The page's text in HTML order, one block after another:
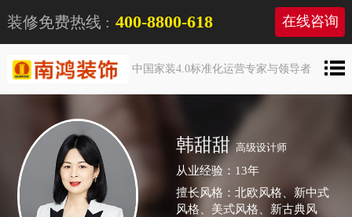
装修免费热线 : 400-8800-618 在线咨询
中国家装4.0标准化运营专家与领导者
韩甜甜 高级设计师
从业经验：13年
擅长风格：北欧风格、新中式
风格、美式风格、新古典风